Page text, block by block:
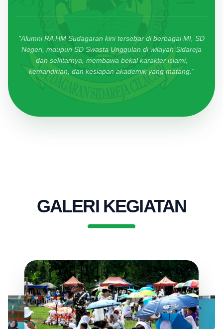
"Alumni RA HM Sudagaran kini tersebar di berbagai MI, SD
Negeri, maupun SD Swasta Unggulan di wilayah Sidareja
dan sekitarnya, membawa bekal karakter islami,
kemandirian, dan kesiapan akademik yang matang."
GALERI KEGIATAN